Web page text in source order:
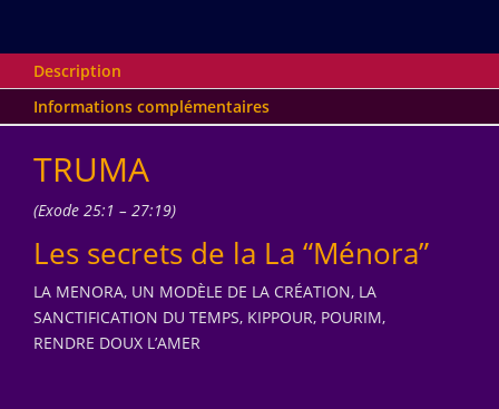
Description
Informations complémentaires
TRUMA
(Exode 25:1 – 27:19)
Les secrets de la La “Ménora”
LA MENORA, UN MODÈLE DE LA CRÉATION, LA
SANCTIFICATION DU TEMPS, KIPPOUR, POURIM,
RENDRE DOUX L’AMER